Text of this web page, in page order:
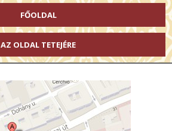
FŐOLDAL
AZ OLDAL TETEJÉRE